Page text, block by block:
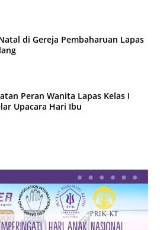
di Gereja Pembaharuan Lapas
Peran Wanita Lapas Kelas I
Upacara Hari Ibu